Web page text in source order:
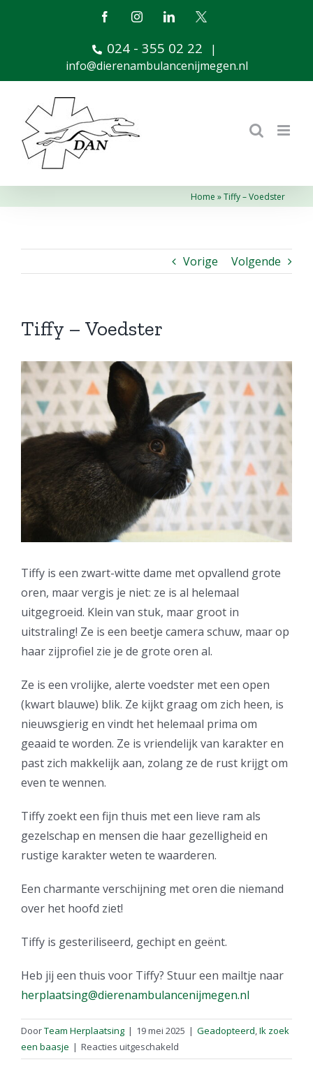
FacebookInstagramLinkedIn
X
024 - 355 02 22
|
info@dierenambulancenijmegen.nl
Home »Tiffy – Voedster
Vorige Volgende
Tiffy – Voedster
Bekijk
grotere
afbeelding
Tiffy is een zwart-witte dame met opvallend grote
oren, maar vergis je niet: ze is al helemaal
uitgegroeid. Klein van stuk, maar groot in
uitstraling! Ze is een beetje camera schuw, maar op
haar zijprofiel zie je de grote oren al.
Ze is een vrolijke, alerte voedster met een open
(kwart blauwe) blik. Ze kijkt graag om zich heen, is
nieuwsgierig en vindt het helemaal prima om
geaaid te worden. Ze is vriendelijk van karakter en
past zich makkelijk aan, zolang ze de rust krijgt om
even te wennen.
Tiffy zoekt een fijn thuis met een lieve ram als
gezelschap en mensen die haar gezelligheid en
rustige karakter weten te waarderen.
Een charmante verschijning met oren die niemand
over het hoofd ziet!
Tiffy is gesteriliseerd, gechipt en geënt.
Heb jij een thuis voor Tiffy? Stuur een mailtje naar
herplaatsing@dierenambulancenijmegen.nl
DoorTeam Herplaatsing | 19 mei 2025 | Geadopteerd,Ik zoek
een baasje | Reacties uitgeschakeld
Tiffy